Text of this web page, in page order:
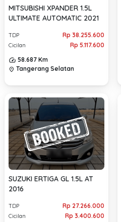
MITSUBISHI XPANDER 1.5L
ULTIMATE AUTOMATIC 2021
TDP Rp 38.255.600
Cicilan
Rp 5.117.600
58.687 Km
location_on Tangerang Selatan
SUZUKI ERTIGA GL 1.5L AT
2016
TDP Rp 27.266.000
Cicilan
Rp 3.400.600